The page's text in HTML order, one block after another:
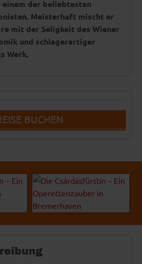
einem der beliebtesten
Meisterhaft mischt er
mit der Seligkeit des Wiener
und schlagerartiger
Werk.
BUCHEN
© Easy-BUS